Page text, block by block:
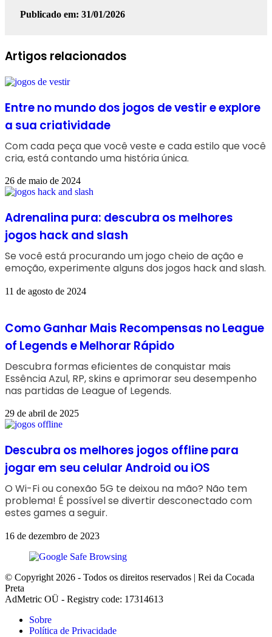
Publicado em: 31/01/2026
Facebook
Linkedin
WhatsApp
Telegram
Artigos relacionados
Entre no mundo dos jogos de vestir e explore
a sua criatividade
Com cada peça que você veste e cada estilo que você
cria, está contando uma história única.
26 de maio de 2024
Adrenalina pura: descubra os melhores
jogos hack and slash
Se você está procurando um jogo cheio de ação e
emoção, experimente alguns dos jogos hack and slash.
11 de agosto de 2024
Como Ganhar Mais Recompensas no League
of Legends e Melhorar Rápido
Descubra formas eficientes de conquistar mais
Essência Azul, RP, skins e aprimorar seu desempenho
nas partidas de League of Legends.
29 de abril de 2025
Descubra os melhores jogos offline para
jogar em seu celular Android ou iOS
O Wi-Fi ou conexão 5G te deixou na mão? Não tem
problema! É possível se divertir desconectado com
estes games a seguir.
16 de dezembro de 2023
© Copyright 2026 - Todos os direitos reservados | Rei da Cocada
Preta
AdMetric OÜ - Registry code: 17314613
Sobre
Política de Privacidade